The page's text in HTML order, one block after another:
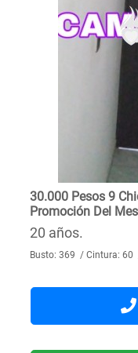
30.000 Pesos 9
Promoción Del
20 años.
Busto: 369 / Cintura: 60